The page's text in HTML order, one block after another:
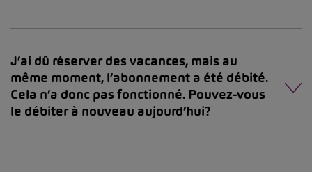
J’ai dû réserver des vacances, mais au
même moment, l’abonnement a été débité.
Cela n’a donc pas fonctionné. Pouvez-vous
le débiter à nouveau aujourd’hui?